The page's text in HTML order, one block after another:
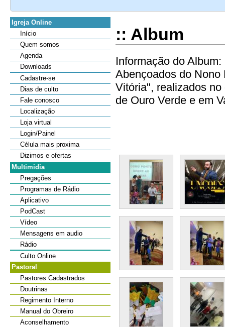
Igreja Online
Início
Quem somos
Agenda
Downloads
Cadastre-se
Dias de culto
Fale conosco
Localização
Loja virtual
Login/Painel
Célula mais proxima
Dizimos e ofertas
Multimidia
Pregações
Programas de Rádio
Aplicativo
PodCast
Vídeo
Mensagens em audio
Rádio
Culto Online
Pastoral
Pastores Cadastrados
Doutrinas
Regimento Interno
Manual do Obreiro
Aconselhamento
:: Album
Informação do Album:
Abençoados do
Vitória", realizados
de Ouro Verde e em